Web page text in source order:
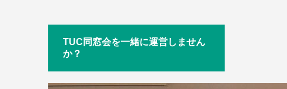
TUC同窓会を一緒に運営しません
か？